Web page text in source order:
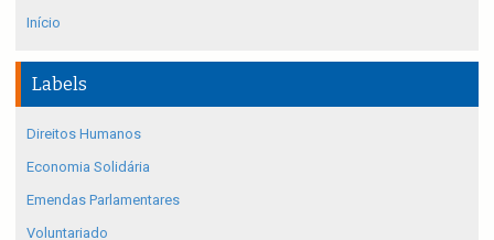
Início
Labels
Direitos Humanos
Economia Solidária
Emendas Parlamentares
Voluntariado